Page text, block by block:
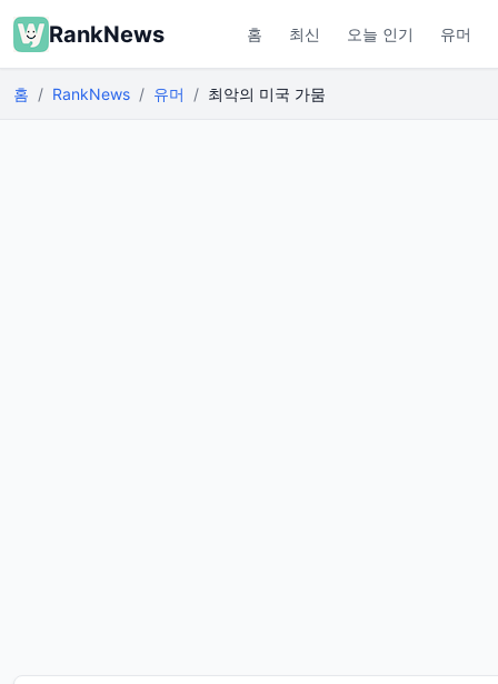
RankNews 홈 최신 오늘 인기 유머
홈 RankNews 유머 최악의 미국 가뭄